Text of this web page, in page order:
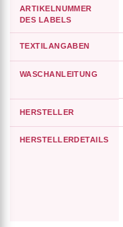
ARTIKELNUMMER
DES LABELS
TEXTILANGABEN
WASCHANLEITUNG
HERSTELLER
HERSTELLERDETAILS